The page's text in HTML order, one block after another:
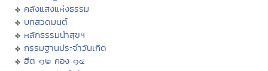
คลังแสงแห่งธรรม
บทสวดมนต์
หลักธรรมนำสุขฯ
กรรมฐานประจำวันเกิด
ฮีต ๑๒ คอง ๑๔